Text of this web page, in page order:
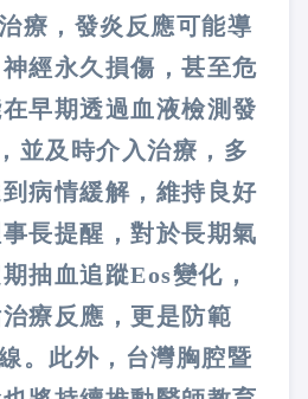
療，發炎反應可能導
經永久損傷，甚至危
早期透過血液檢測發
並及時介入治療，多
病情緩解，維持良好
長提醒，對於長期氣
抽血追蹤Eos變化，
療反應，更是防範
。此外，台灣胸腔暨